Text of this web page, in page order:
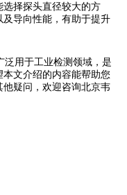
选择探头直径较大的方
导向性能，有助于提升
泛用于工业检测领域，是
文介绍的内容能帮助您
疑问，欢迎咨询北京韦